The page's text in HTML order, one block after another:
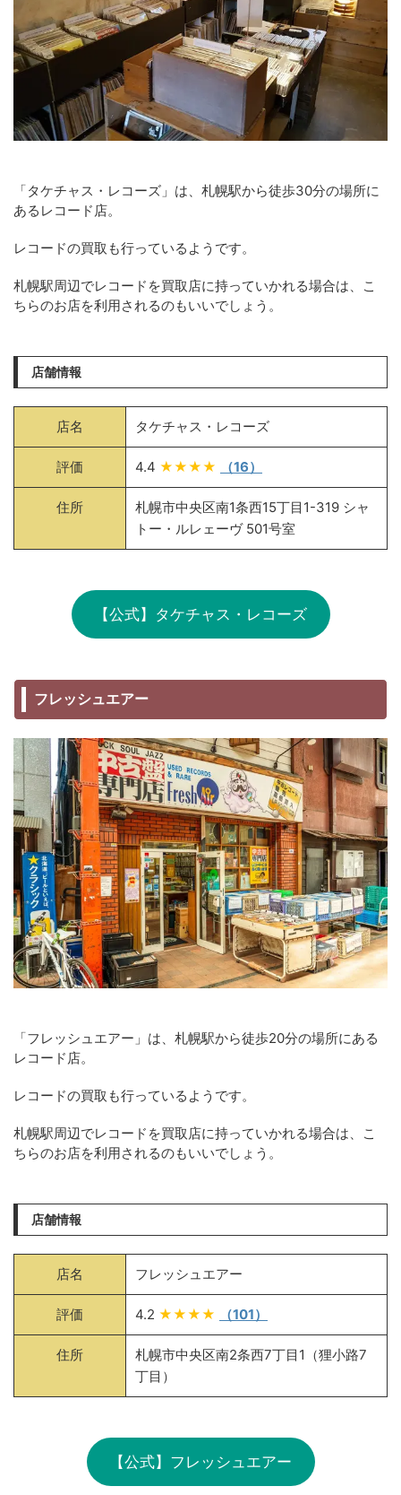
「タケチャス・レコーズ」は、札幌駅から徒歩30分の場所に
あるレコード店。
レコードの買取も行っているようです。
札幌駅周辺でレコードを買取店に持っていかれる場合は、こ
ちらのお店を利用されるのもいいでしょう。
店舗情報
店名 タケチャス・レコーズ
評価 4.4 ★★★★ （16）
住所
札幌市中央区南1条西15丁目1-319 シャ
トー・ルレェーヴ 501号室
【公式】タケチャス・レコーズ
フレッシュエアー
「フレッシュエアー」は、札幌駅から徒歩20分の場所にある
レコード店。
レコードの買取も行っているようです。
札幌駅周辺でレコードを買取店に持っていかれる場合は、こ
ちらのお店を利用されるのもいいでしょう。
店舗情報
店名 フレッシュエアー
評価 4.2 ★★★★ （101）
住所
札幌市中央区南2条西7丁目1（狸小路7
丁目）
【公式】フレッシュエアー